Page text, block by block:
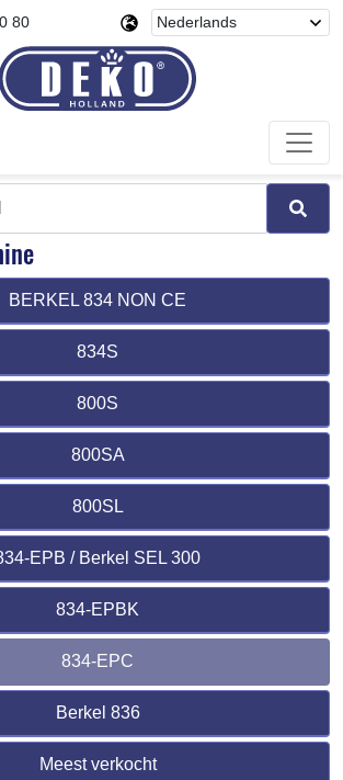
80
BERKEL 834 NON CE
834S
800S
800SA
800SL
EPB / Berkel SEL 300
834-EPBK
834-EPC
Berkel 836
Meest verkocht